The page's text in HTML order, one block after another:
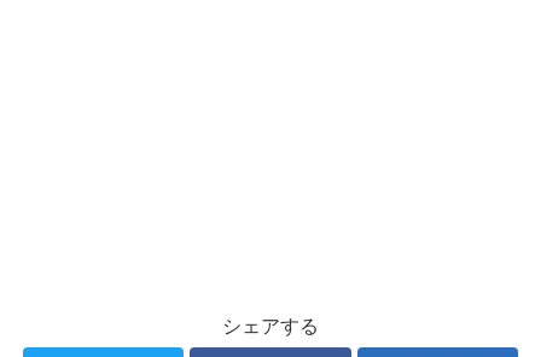
シェアする